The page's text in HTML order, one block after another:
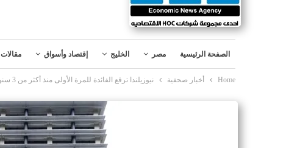
الصفحة الرئيسية مصر الخليج إقتصاد وأسواق مقالات
Home أخبار صحفية نيوزيلندا ترفع الفائدة للمرة الأولى منذ أكثر من 3 سنوات وتلمّح لمزيد من التشديد